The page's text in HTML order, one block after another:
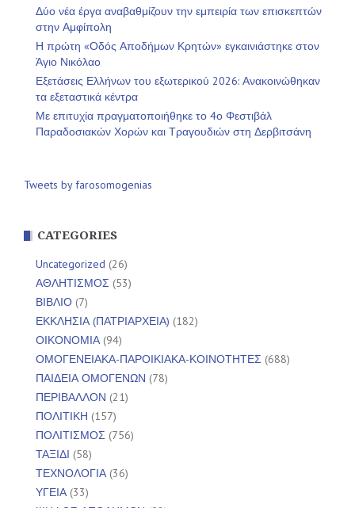
Δύο νέα έργα αναβαθμίζουν την εμπειρία των επισκεπτών
στην Αμφίπολη
Η πρώτη «Οδός Αποδήμων Κρητών» εγκαινιάστηκε στον
Άγιο Νικόλαο
Εξετάσεις Ελλήνων του εξωτερικού 2026: Ανακοινώθηκαν
τα εξεταστικά κέντρα
Με επιτυχία πραγματοποιήθηκε το 4ο Φεστιβάλ
Παραδοσιακών Χορών και Τραγουδιών στη Δερβιτσάνη
Tweets by farosomogenias
CATEGORIES
Uncategorized (26)
ΑΘΛΗΤΙΣΜΟΣ (53)
ΒΙΒΛΙΟ (7)
ΕΚΚΛΗΣΙΑ (ΠΑΤΡΙΑΡΧΕΙΑ) (182)
ΟΙΚΟΝΟΜΙΑ(94)
ΟΜΟΓΕΝΕΙΑΚΑ-ΠΑΡΟΙΚΙΑΚΑ-ΚΟΙΝΟΤΗΤΕΣ (688)
ΠΑΙΔΕΙΑ ΟΜΟΓΕΝΩΝ (78)
ΠΕΡΙΒΑΛΛΟΝ (21)
ΠΟΛΙΤΙΚΗ (157)
ΠΟΛΙΤΙΣΜΟΣ (756)
ΤΑΞΙΔΙ (58)
ΤΕΧΝΟΛΟΓΙΑ(36)
ΥΓΕΙΑ(33)